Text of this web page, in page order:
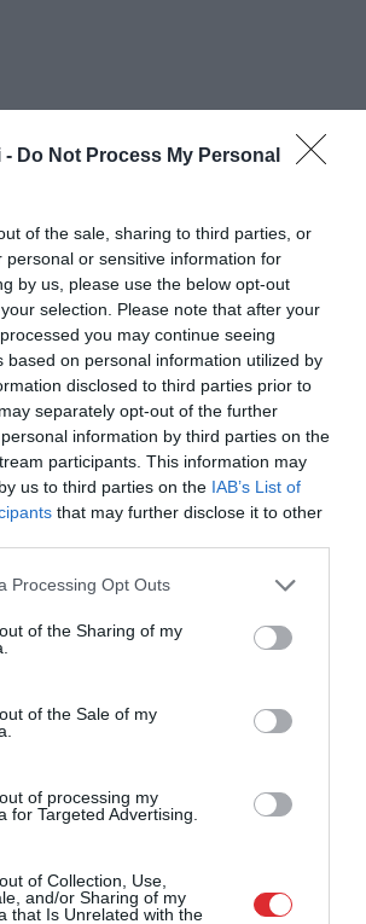
- Do Not Process My Personal
of the sale, sharing to third parties, or
personal or sensitive information for
by us, please use the below opt-out
selection. Please note that after your
you may continue seeing
based on personal information utilized by
disclosed to third parties prior to
separately opt-out of the further
information by third parties on the
participants. This information may
us to third parties on the IAB’s List of
that may further disclose it to other
website/app uses one or more Google
or usage behaviour. You may click to
to Google and its third-party tags to
specified purposes in below Google
Processing Opt Outs
of the Sharing of my
of the Sale of my
of processing my
for Targeted Advertising.
of Collection, Use,
and/or Sharing of my
that Is Unrelated with the
iestājas par
pēc
gadījumiem
“Viņi ir mūsējie!”